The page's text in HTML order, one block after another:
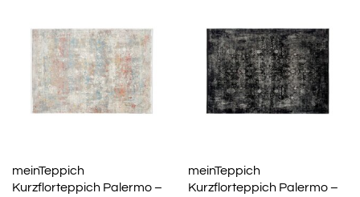
meinTeppich
Kurzflorteppich Palermo –
meinTeppich
Kurzflorteppich Palermo –